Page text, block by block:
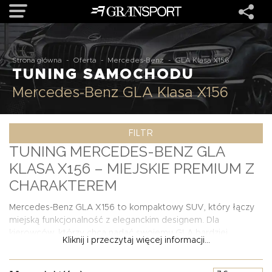
OFERTA
MARKI
REALIZACJE
O NAS
USŁUGI
KONTAKT
Strona główna - Oferta - Mercedes-Benz - GLA Klasa X156
TUNING SAMOCHODU
Mercedes-Benz GLA Klasa X156
FILTR
TUNING MERCEDES-BENZ GLA
KLASA X156 – MIEJSKIE PREMIUM Z
CHARAKTEREM
Mercedes-Benz GLA X156 to kompaktowy SUV, który łączy
miejską funkcjonalność z eleganckim designem. Dla
dynamicznego wyglądu i wyróżnić się na tle seryjnych
egzemplarzy, tuning jest naturalnym kierunkiem. W
Kliknij i przeczytaj więcej informacji...